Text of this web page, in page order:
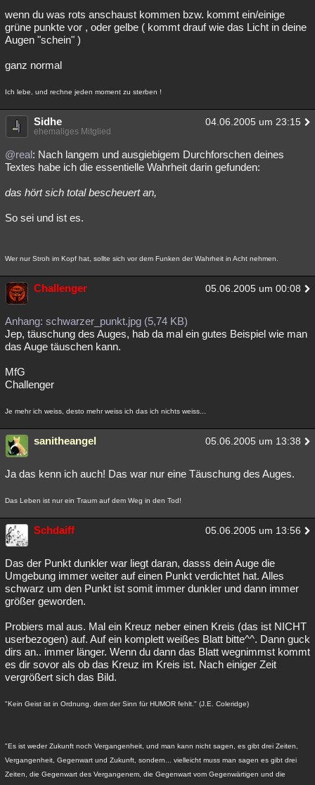
wenn du was rots anschaust kommen bzw. kommt ein/einige
grüne punkte vor , oder gelbe ( kommt drauf wie das Licht in deine
Augen "schein" )
ganz normal
Ich lebe, und rechne jeden moment zu sterben !
Sidhe 04.06.2005 um 23:15
ehemaliges Mitglied
@real: Nach langem und ausgiebigem Durchforschen deines
Textes habe ich die essentielle Wahrheit darin gefunden:
das hört sich total bescheuert an,
So sei und ist es.
Wer nur Stroh im Kopf hat, sollte sich vor dem Funken der Wahrheit in Acht nehmen.
Challenger 05.06.2005 um 00:08
Anhang: schwarzer_punkt.jpg (5,74 KB)
Jep, täuschung des Auges, hab da mal ein gutes Beispiel wie man
das Auge täuschen kann.
MfG
Challenger
Je mehr ich weiss, desto mehr weiss ich das ich nichts weiss...
sanitheangel 05.06.2005 um 13:38
Ja das kenn ich auch! Das war nur eine Täuschung des Auges.
Das Leben ist nur ein Traum auf dem Weg in den Tod!
Schdaiff 05.06.2005 um 13:56
Das der Punkt dunkler war liegt daran, dasss dein Auge die
Umgebung immer weiter auf einen Punkt verdichtet hat. Alles
schwarz um den Punkt ist somit immer dunkler und dann immer
größer geworden.
Probiers mal aus. Mal ein Kreuz neber einen Kreis (das ist NICHT
userbezogen) auf. Auf ein komplett weißes Blatt bitte^^. Dann guck
dirs an.. immer länger. Wenn du dann das Blatt wegnimmst kommt
es dir sovor als ob das Kreuz im Kreis ist. Nach einiger Zeit
vergrößert sich das Bild.
"Kein Geist ist in Ordnung, dem der Sinn für HUMOR fehlt." (J.E. Coleridge)
"Es ist weder Zukunft noch Vergangenheit, und man kann nicht sagen, es gibt drei Zeiten,
Vergangenheit, Gegenwart und Zukunft, sondern... vielleicht muss man sagen es gibt drei
Zeiten, die Gegenwart des Vergangenem, die Gegenwart vom Gegenwärtigen und die